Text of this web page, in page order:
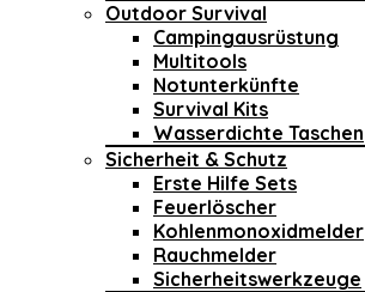
Outdoor Survival
Campingausrüstung
Multitools
Notunterkünfte
Survival Kits
Wasserdichte Taschen
Sicherheit & Schutz
Erste Hilfe Sets
Feuerlöscher
Kohlenmonoxidmelder
Rauchmelder
Sicherheitswerkzeuge